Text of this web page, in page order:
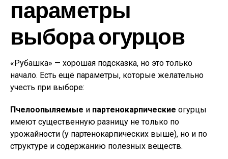
параметры
выбора огурцов
«Рубашка» — хорошая подсказка, но это только
начало. Есть ещё параметры, которые желательно
учесть при выборе:
Пчелоопыляемые и партенокарпические огурцы
имеют существенную разницу не только по
урожайности (у партенокарпических выше), но и по
структуре и содержанию полезных веществ.